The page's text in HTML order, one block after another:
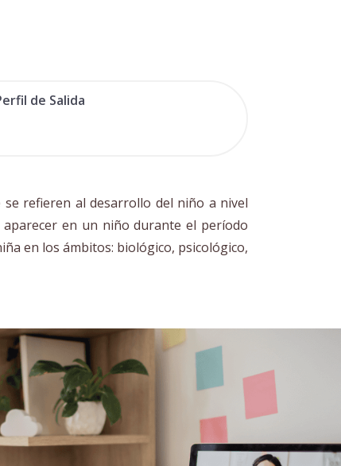
de Salida
refieren al desarrollo del niño a nivel
en un niño durante el período
en los ámbitos: biológico, psicológico,